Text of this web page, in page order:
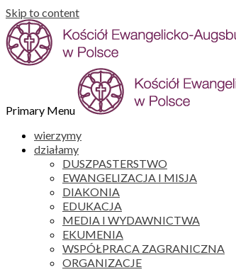
Skip to content
Primary Menu
wierzymy
działamy
DUSZPASTERSTWO
EWANGELIZACJA I MISJA
DIAKONIA
EDUKACJA
MEDIA I WYDAWNICTWA
EKUMENIA
WSPÓŁPRACA ZAGRANICZNA
ORGANIZACJE